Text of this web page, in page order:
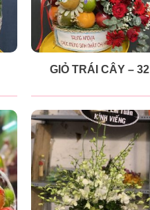
GIỎ TRÁI CÂY – 32